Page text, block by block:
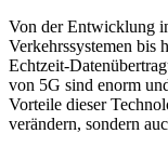
Von der Entwicklung
Verkehrssystemen bis
Echtzeit-
von 5G sind enorm
Vorteile dieser
verändern, sondern